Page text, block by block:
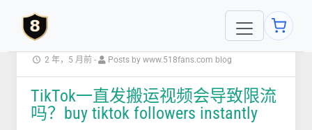
2 年，5 月前 - Posts by www.518fans.com blog
TikTok一直发搬运视频会导致限流
吗？buy tiktok followers instantly